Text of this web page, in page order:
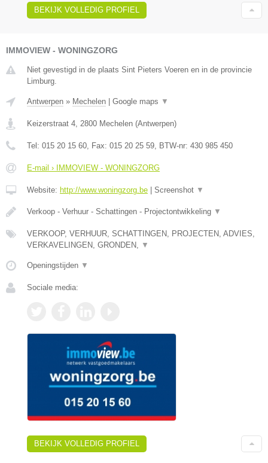
BEKIJK VOLLEDIG PROFIEL
IMMOVIEW - WONINGZORG
Niet gevestigd in de plaats Sint Pieters Voeren en in de provincie
Limburg.
Antwerpen » Mechelen Google maps ▼
Keizerstraat 4 2800 Mechelen (Antwerpen)
Tel: 015 20 15 60 , Fax: 015 20 25 59 , BTW-nr: 430 985 450
E-mail › IMMOVIEW - WONINGZORG
Website: http://www.woningzorg.be Screenshot ▼
Verkoop - Verhuur - Schattingen - Projectontwikkeling ▼
VERKOOP, VERHUUR, SCHATTINGEN, PROJECTEN, ADVIES,
VERKAVELINGEN, GRONDEN,
▼
Openingstijden ▼
Sociale media:
BEKIJK VOLLEDIG PROFIEL